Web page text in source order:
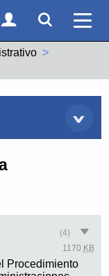
Socios
Acceso
(4)
1170 KB
Procedimiento